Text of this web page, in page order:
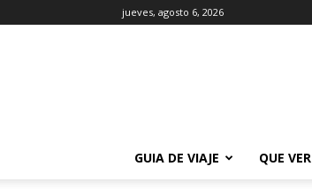
jueves, agosto 6, 2026
GUIA DE VIAJE
QUE VER